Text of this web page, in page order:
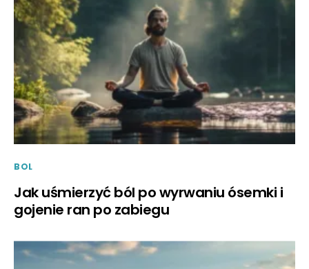
BOL
Jak uśmierzyć ból po wyrwaniu ósemki i
gojenie ran po zabiegu